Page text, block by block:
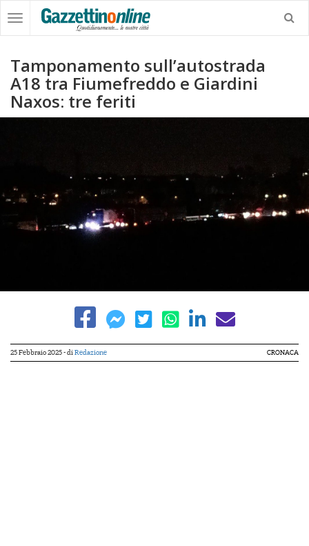
Tamponamento sull’autostrada
A18 tra Fiumefreddo e Giardini
Naxos: tre feriti
25 Febbraio 2025- di Redazione CRONACA